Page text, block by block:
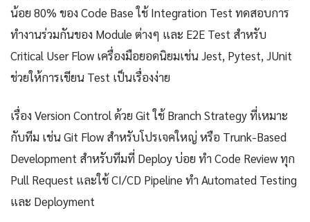
น้อย 80% ของ Code Base ใช้ Integration Test ทดสอบการ
ทำงานร่วมกันของ Module ต่างๆ และ E2E Test สำหรับ
Critical User Flow เครื่องมือยอดนิยมเช่น Jest, Pytest, JUnit
ช่วยให้การเขียน Test เป็นเรื่องง่าย
เรื่อง Version Control ด้วย Git ใช้ Branch Strategy ที่เหมาะ
กับทีม เช่น Git Flow สำหรับโปรเจคใหญ่ หรือ Trunk-Based
Development สำหรับทีมที่ Deploy บ่อย ทำ Code Review ทุก
Pull Request และใช้ CI/CD Pipeline ทำ Automated Testing
และ Deployment